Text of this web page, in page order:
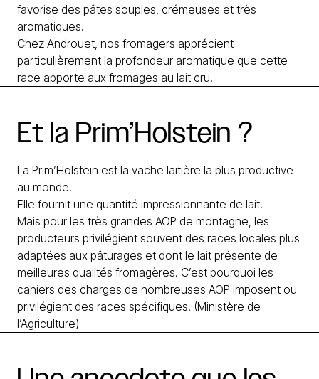
favorise des pâtes souples, crémeuses et très
aromatiques.
Chez Androuet, nos fromagers apprécient
particulièrement la profondeur aromatique que cette
race apporte aux fromages au lait cru.
Et la Prim’Holstein ?
La Prim’Holstein est la vache laitière la plus productive
au monde.
Elle fournit une quantité impressionnante de lait.
Mais pour les très grandes AOP de montagne, les
producteurs privilégient souvent des races locales plus
adaptées aux pâturages et dont le lait présente de
meilleures qualités fromagères. C’est pourquoi les
cahiers des charges de nombreuses AOP imposent ou
privilégient des races spécifiques. (Ministère de
l’Agriculture)